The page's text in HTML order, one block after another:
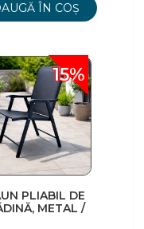
ÎN COȘ
15%
PLIABIL DE
METAL /